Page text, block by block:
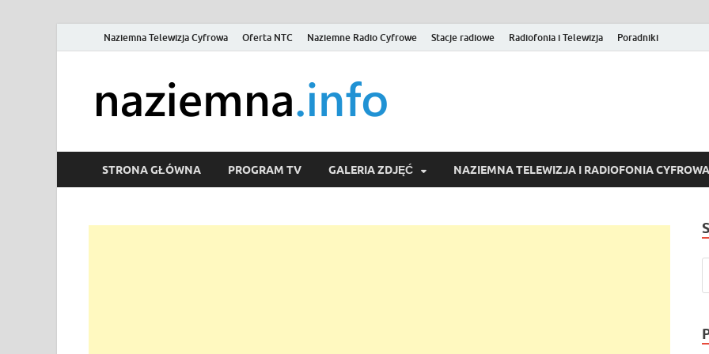
Naziemna Telewizja Cyfrowa Oferta NTC Naziemne Radio Cyfrowe Stacje radiowe Radiofonia i Telewizja Poradniki
Wideo online, VOD
STRONA GŁÓWNA PROGRAM TV GALERIA ZDJĘĆ NAZIEMNA TELEWIZJA I RADIOFONIA CYFROWA